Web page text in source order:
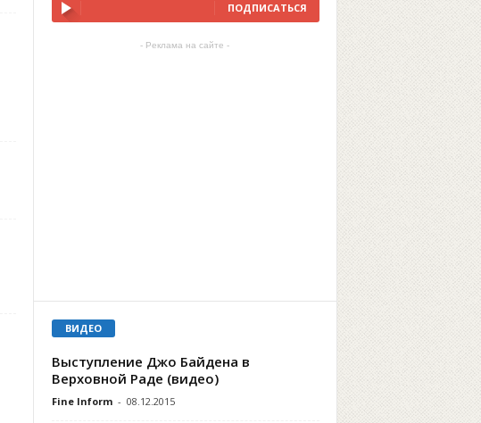
ПОДПИСАТЬСЯ
- Реклама на сайте -
ВИДЕО
Выступление Джо Байдена в
Верховной Раде (видео)
Fine Inform - 08.12.2015